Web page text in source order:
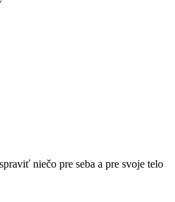
niečo pre seba a pre svoje telo